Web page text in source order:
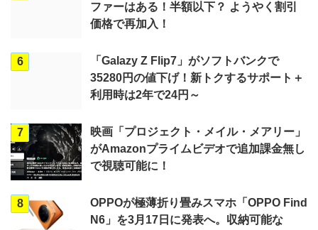
ファーはある！半額以下？ ようやく割引
価格で再加入！
6
「Galazy Z Flip7」がソフトバンクで
35280円の値下げ！新トクするサポート＋
利用時は2年で24円～
7
映画「プロジェクト・メイル・メアリー」
がAmazonプライムビデオで追加課金無し
で視聴可能に！
8
OPPOが極薄折り畳みスマホ「OPPO Find
N6」を3月17日に発表へ。収納可能な